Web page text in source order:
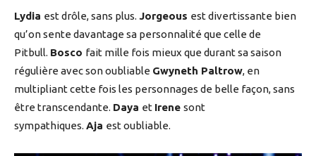
Lydia est drôle, sans plus. Jorgeous est divertissante bien
qu’on sente davantage sa personnalité que celle de
Pitbull. Bosco fait mille fois mieux que durant sa saison
régulière avec son oubliable Gwyneth Paltrow, en
multipliant cette fois les personnages de belle façon, sans
être transcendante. Daya et Irene sont
sympathiques. Aja est oubliable.